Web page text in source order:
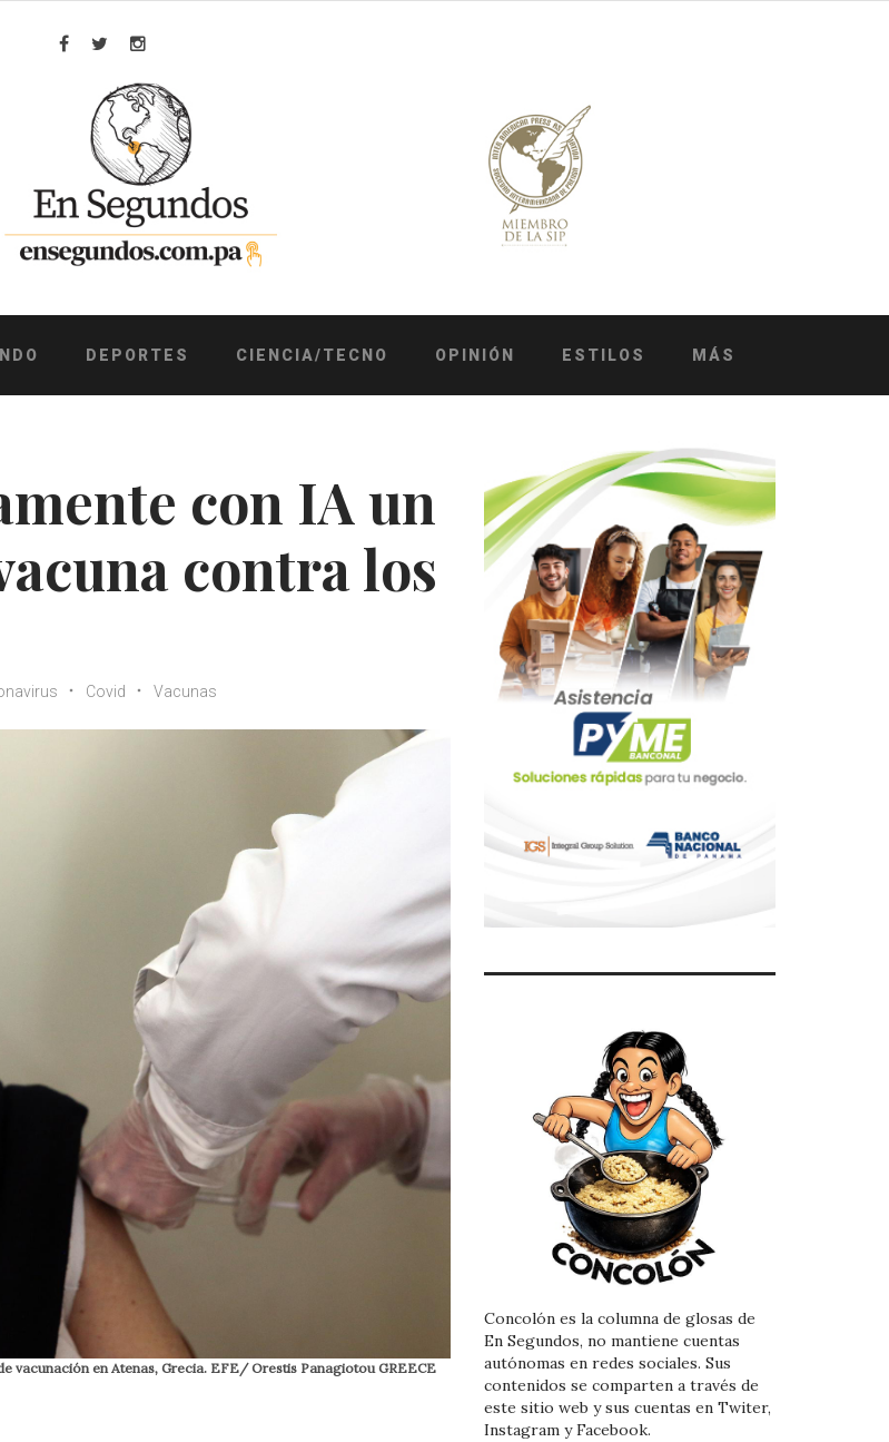
Facebook
TwitterInstagram
DEPORTES CIENCIA/TECNO OPINIÓN ESTILOS MÁS
con IA un
contra los
Covid Vacunas
vacunación en Atenas, Grecia. EFE/ Orestis Panagiotou GREECE
Concolón es la columna de glosas de
En Segundos, no mantiene cuentas
autónomas en redes sociales. Sus
contenidos se comparten a través de
este sitio web y sus cuentas en Twiter,
Instagram y Facebook.